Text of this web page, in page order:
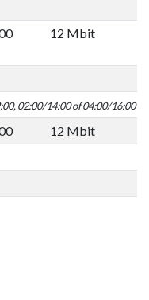
12 Mbit
02:00/14:00 of 04:00/16:00
12 Mbit